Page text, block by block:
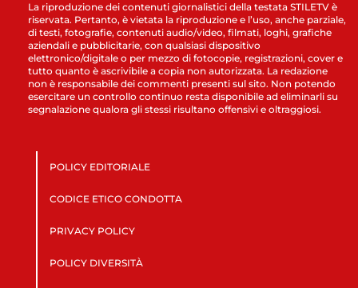
La riproduzione dei contenuti giornalistici della testata STILETV è
riservata. Pertanto, è vietata la riproduzione e l’uso, anche parziale,
di testi, fotografie, contenuti audio/video, filmati, loghi, grafiche
aziendali e pubblicitarie, con qualsiasi dispositivo
elettronico/digitale o per mezzo di fotocopie, registrazioni, cover e
tutto quanto è ascrivibile a copia non autorizzata. La redazione
non è responsabile dei commenti presenti sul sito. Non potendo
esercitare un controllo continuo resta disponibile ad eliminarli su
segnalazione qualora gli stessi risultano offensivi e oltraggiosi.
POLICY EDITORIALE
CODICE ETICO CONDOTTA
PRIVACY POLICY
POLICY DIVERSITÀ